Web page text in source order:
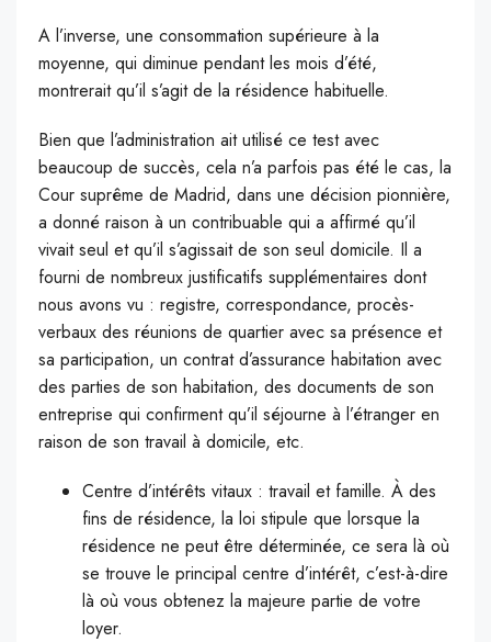
A l’inverse, une consommation supérieure à la
moyenne, qui diminue pendant les mois d’été,
montrerait qu’il s’agit de la résidence habituelle.
Bien que l’administration ait utilisé ce test avec
beaucoup de succès, cela n’a parfois pas été le cas, la
Cour suprême de Madrid, dans une décision pionnière,
a donné raison à un contribuable qui a affirmé qu’il
vivait seul et qu’il s’agissait de son seul domicile. Il a
fourni de nombreux justificatifs supplémentaires dont
nous avons vu : registre, correspondance, procès-
verbaux des réunions de quartier avec sa présence et
sa participation, un contrat d’assurance habitation avec
des parties de son habitation, des documents de son
entreprise qui confirment qu’il séjourne à l’étranger en
raison de son travail à domicile, etc.
Centre d’intérêts vitaux : travail et famille. À des
fins de résidence, la loi stipule que lorsque la
résidence ne peut être déterminée, ce sera là où
se trouve le principal centre d’intérêt, c’est-à-dire
là où vous obtenez la majeure partie de votre
loyer.